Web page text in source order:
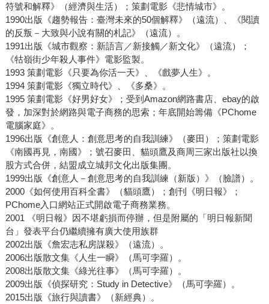
符號和解釋》（經濟與生活）；策劃電影《悲情城市》。
1990出版《趨勢報告：臺灣未來的50個解釋》（遠流）、《閱讀
的反叛－大致與小說有關的札記》（遠流）。
1991出版《城市觀察：新語言／新接觸／新文化》（遠流）；
《牯嶺街少年殺人事件》電影監製。
1993 策劃電影《只要為你活一天》、《戲夢人生》。
1994 策劃電影《獨立時代》、《多桑》。
1995 策劃電影《好男好女》；受到Amazon網路書店、ebay的啟
發，加深對於網路與電子商務的思索；年底開始籌備《PChome
電腦家庭》。
1996出版《創意人：創意思考的自我訓練》（麥田）；策劃電影
《南國再見，南國》；號召麥田、貓頭鷹及商周三家出版社以換
股方式合併，結盟成立城邦文化出版集團。
1999出版《創意人－創意思考的自我訓練（新版）》（臉譜）。
2000《如何使用百科全書》（貓頭鷹）；創刊《明日報》；
PChome入口網站正式開啟電子商務業務。
2001 《明日報》因不堪虧損而停辦，但是附屬的「明日報新聞
台」發表平台仍繼續擁有廣大使用族群
2002出版《詹宏志私房謀殺》（遠流）。
2006出版散文集《人生一瞬》（馬可孛羅）。
2008出版散文集《綠光往事》（馬可孛羅）。
2009出版《偵探研究：Study in Detective》（馬可孛羅）。
2015出版《旅行與讀書》（新經典）。